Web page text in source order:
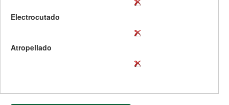
Electrocutado
Atropellado